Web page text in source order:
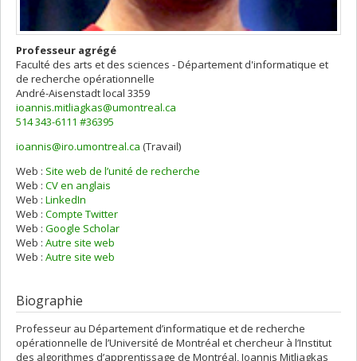
Professeur agrégé
Faculté des arts et des sciences - Département d'informatique et
de recherche opérationnelle
André-Aisenstadtlocal 3359
ioannis.mitliagkas@umontreal.ca
514 343-6111 #36395
ioannis@iro.umontreal.ca (Travail)
Web : Site web de l’unité de recherche
Web : CV en anglais
Web : LinkedIn
Web : Compte Twitter
Web : Google Scholar
Web : Autre site web
Web : Autre site web
Biographie
Professeur au Département d’informatique et de recherche
opérationnelle de l’Université de Montréal et chercheur à l’Institut
des algorithmes d’apprentissage de Montréal, Ioannis Mitliagkas